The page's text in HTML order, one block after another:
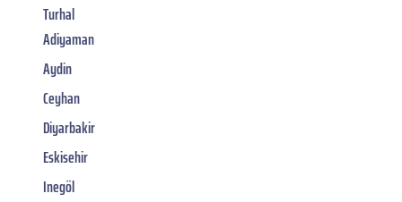
Turhal
Adiyaman
Aydin
Ceyhan
Diyarbakir
Eskisehir
Inegöl